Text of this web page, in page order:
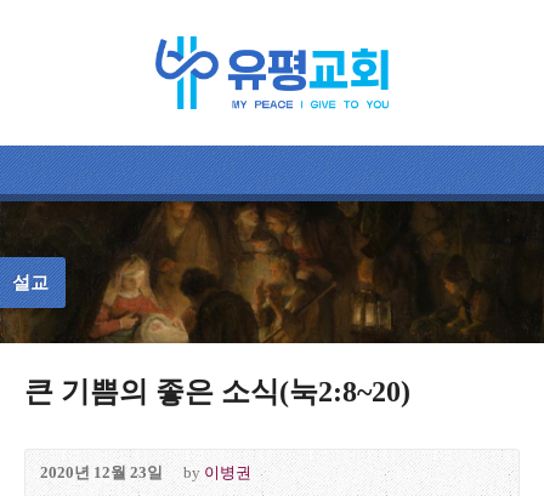
설교
큰 기쁨의 좋은 소식(눅2:8~20)
2020년 12월 23일 by 이병권